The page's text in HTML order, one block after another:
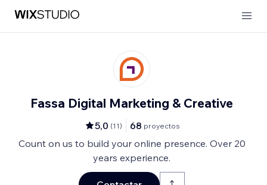
Fassa Digital Marketing & Creative
5,0 (11) 68 proyectos
Count on us to build your online presence. Over 20
years experience.